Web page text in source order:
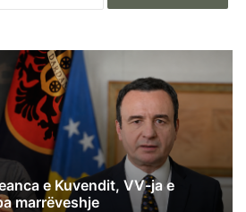
e Kuvendit, VV-ja e
marrëveshje